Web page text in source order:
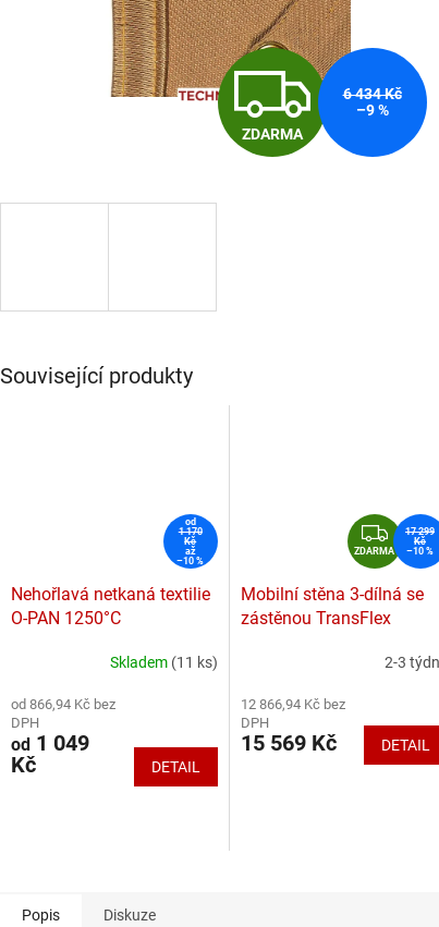
Z
D
ZDARMA
6 434 Kč
–9 %
Související produkty
od
1 170
Kč
až
–10 %
Nehořlavá netkaná textilie
O-PAN 1250°C
produktu
je
5,0
z
Skladem (11 ks)
od 866,94 Kč bez
DPH
od 1 049
Kč
DETAIL
Z
D
A
R
A
ZDARMA
17 299
Kč
–10 %
Mobilní stěna 3-dílná se
zástěnou TransFlex
produktu
je
4,6
2-3
12 866,94 Kč bez
DPH
15 569 Kč DETAIL
Popis Diskuze